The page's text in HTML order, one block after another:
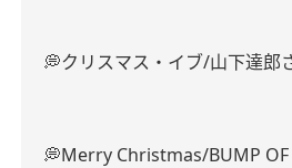
💭クリスマス・イブ/山下達郎
💭Merry Christmas/BUMP OF